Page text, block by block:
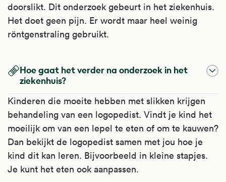
doorslikt. Dit onderzoek gebeurt in het ziekenhuis.
Het doet geen pijn. Er wordt maar heel weinig
röntgenstraling gebruikt.
Hoe gaat het verder na onderzoek in het
ziekenhuis?
Kinderen die moeite hebben met slikken krijgen
behandeling van een logopedist. Vindt je kind het
moeilijk om van een lepel te eten of om te kauwen?
Dan bekijkt de logopedist samen met jou hoe je
kind dit kan leren. Bijvoorbeeld in kleine stapjes.
Je kunt het eten ook aanpassen.